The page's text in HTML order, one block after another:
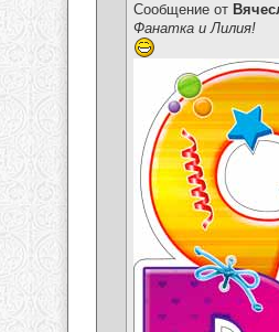
Сообщение от
Фанатка и Лилия!